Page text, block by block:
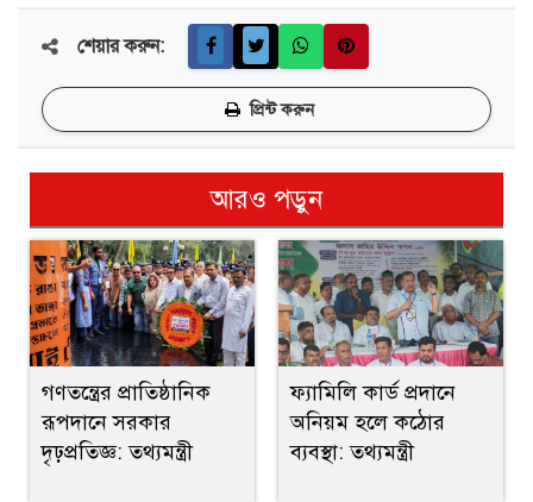
শেয়ার করুন:
প্রিন্ট করুন
আরও পড়ুন
গণতন্ত্রের প্রাতিষ্ঠানিক
রূপদানে সরকার
দৃঢ়প্রতিজ্ঞ: তথ্যমন্ত্রী
ফ্যামিলি কার্ড প্রদানে
অনিয়ম হলে কঠোর
ব্যবস্থা: তথ্যমন্ত্রী